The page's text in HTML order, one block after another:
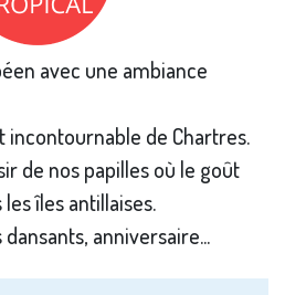
avec une ambiance
incontournable de Chartres.
de nos papilles où le goût
îles antillaises.
anniversaire...